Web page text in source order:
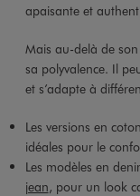
apaisante et
Mais au-delà de
sa polyvalence. Il
et s’adapte à
Les versions en
idéales pour le
Les modèles en
jean, pour un look